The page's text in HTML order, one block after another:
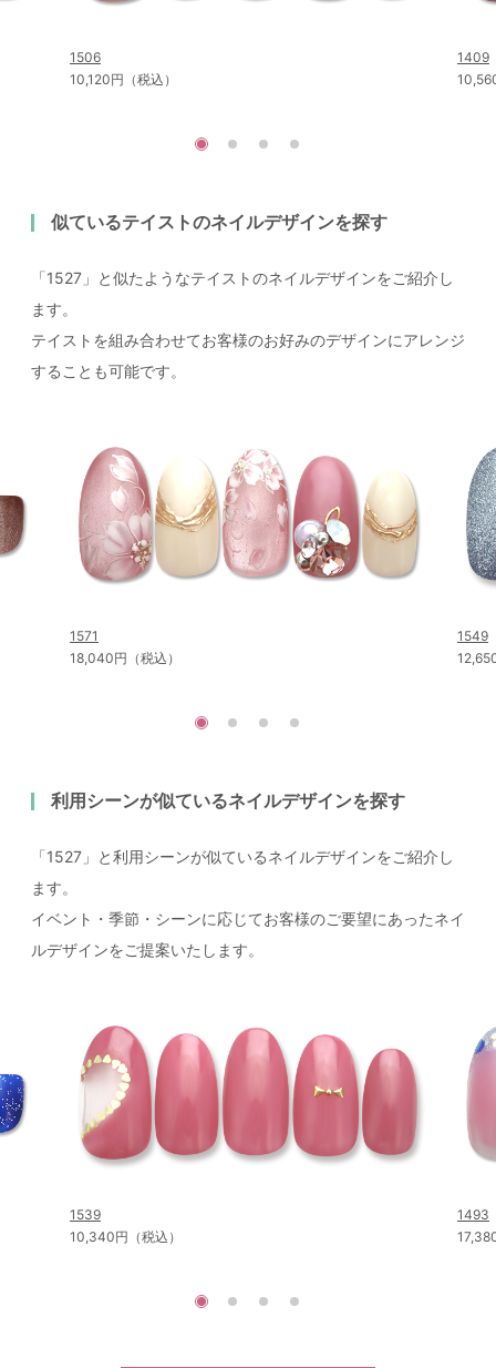
1506
10,120円（税込）
1409
似ているテイストのネイルデザインを探す
「1527」と似たようなテイストのネイルデザインをご紹介し
ます。
テイストを組み合わせてお客様のお好みのデザインにアレンジ
することも可能です。
1571
18,040円（税込）
1549
利用シーンが似ているネイルデザインを探す
「1527」と利用シーンが似ているネイルデザインをご紹介し
ます。
イベント・季節・シーンに応じてお客様のご要望にあったネイ
ルデザインをご提案いたします。
1539
10,340円（税込）
1493